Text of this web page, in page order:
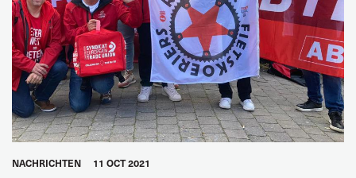
NACHRICHTEN 11 OCT 2021